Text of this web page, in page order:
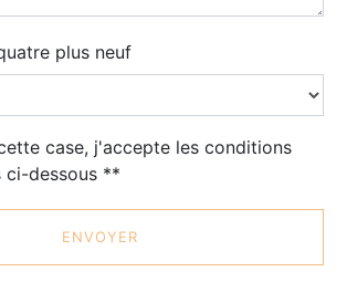
plus neuf
case, j'accepte les conditions
ci-dessous **
ENVOYER